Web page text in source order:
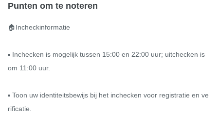
Punten om te noteren
🏠Incheckinformatie
▪ Inchecken is mogelijk tussen 15:00 en 22:00 uur; uitchecken is
om 11:00 uur.
▪ Toon uw identiteitsbewijs bij het inchecken voor registratie en ve
rificatie.